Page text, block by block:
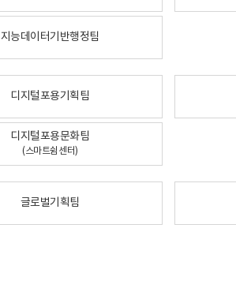
지능데이터기반행정팀
디지털포용기획팀
디지털포용문화팀
(스마트쉼센터)
글로벌기획팀